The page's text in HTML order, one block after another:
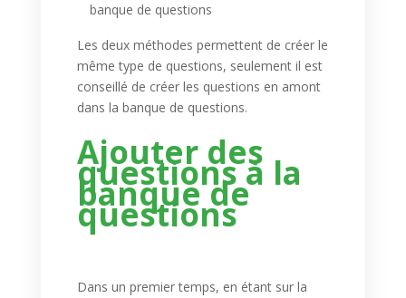
banque de questions
Les deux méthodes permettent de créer le
même type de questions, seulement il est
conseillé de créer les questions en amont
dans la banque de questions.
Ajouter des
questions à la
banque de
questions
Dans un premier temps, en étant sur la